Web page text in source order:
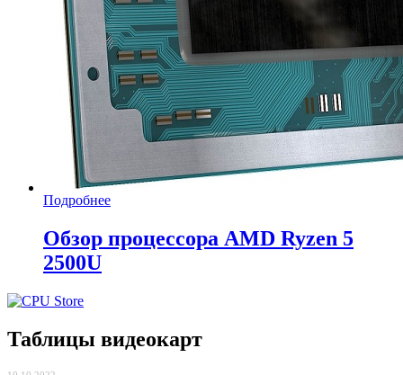
Подробнее
Обзор процессора AMD Ryzen 5
2500U
Таблицы видеокарт